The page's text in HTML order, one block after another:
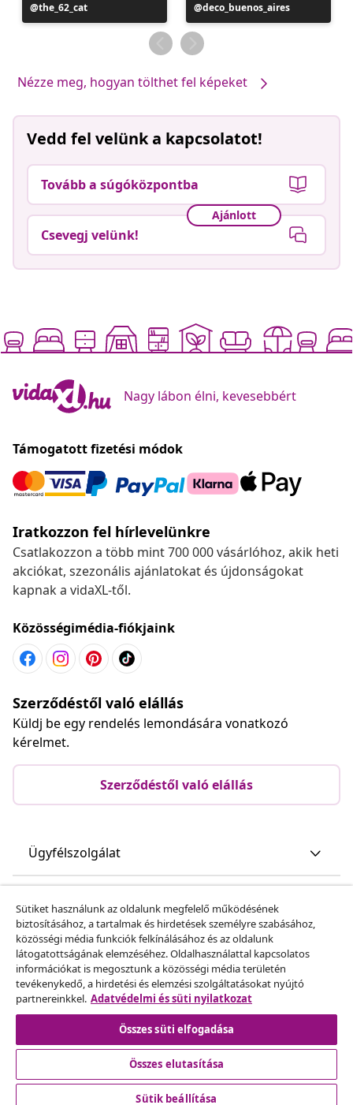
Bejegyzés
közzétevője
the_62_cat
Bejegyzés
közzétevője
deco_buenos_aires
Nézze meg, hogyan tölthet fel képeket
Vedd fel velünk a kapcsolatot!
Tovább a súgóközpontba
Ajánlott
Csevegj velünk!
Nagy lábon élni, kevesebbért
Támogatott fizetési módok
Iratkozzon fel hírlevelünkre
Csatlakozzon a több mint 700 000 vásárlóhoz, akik heti
akciókat, szezonális ajánlatokat és újdonságokat
kapnak a vidaXL-től.
Közösségimédia-fiókjaink
Szerződéstől való elállás
Küldj be egy rendelés lemondására vonatkozó
kérelmet.
Szerződéstől való elállás
Ügyfélszolgálat
vidaXL
Fedezz fel többet
Sütiket használunk az oldalunk megfelelő működésének
biztosításához, a tartalmak és hirdetések személyre szabásához,
közösségi média funkciók felkínálásához és az oldalunk
látogatottságának elemzéséhez. Oldalhasználattal kapcsolatos
információkat is megosztunk a közösségi média területén
tevékenykedő, a hirdetési és elemzési szolgáltatásokat nyújtó
partnereinkkel. Adatvédelmi és süti nyilatkozat
Összes süti elfogadása
Összes elutasítása
Sütik beállítása